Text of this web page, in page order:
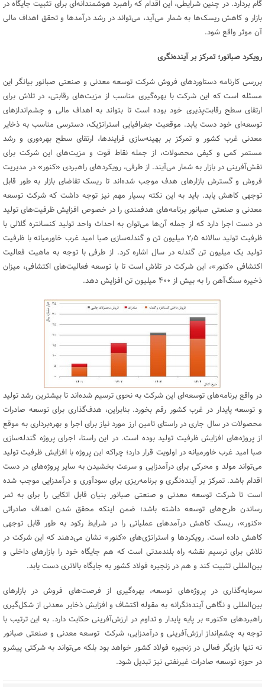
گام بردارد. در چنین شرایطی، این اقدام که راهبرد هوشمندانه‌ای برای تثبیت جایگاه در
بازار و کاهش ریسک‌ها به شمار می‌آید، می‌تواند در رشد درآمدها و تحقق اهداف مالی
آن موثر واقع ‌شود.
رویکرد صبانور؛ تمرکز بر آینده‌نگری
بررسی کارنامه دستاوردهای فروش شرکت توسعه معدنی و صنعتی صبانور بیانگر این
مسئله است که این شرکت با بهره‌گیری مناسب از مزیت‌های رقابتی، در تلاش برای
ارتقای سطح رقابت‌پذیری خود بوده است تا بتواند به اهداف مالی و چشم‌اندازهای
توسعه‌ای خود دست یابد. موقعیت جغرافیایی استراتژیک، دسترسی مناسب به ذخایر
معدنی غرب کشور و تمرکز بر بهینه‌سازی فرایندها، ارتقای سطح بهره‌وری و رشد
مستمر کمی و کیفی محصولات، از جمله نقاط قوت و مزیت‌های این شرکت برای
نقش‌آفرینی در بازار به شمار می‌آیند. از طرفی، رویکردهای راهبردی «کنور» در مدیریت
فروش و گسترش بازارهای هدف موجب شده‌اند تا ریسک تقاضای بازار به طور قابل
توجهی کاهش یابد. باید به این نکته بسیار مهم نیز توجه داشت که شرکت توسعه
معدنی و صنعتی صبانور برنامه‌های هدفمندی را در خصوص افزایش ظرفیت‌های تولید
در دست اجرا دارد که از جمله آن‌ها می‌توان به احداث واحد تولید کنسانتره گلالی با
ظرفیت تولید سالانه ۲٫۵ میلیون تن و گندله‌سازی صبا امید غرب خاورمیانه با ظرفیت
تولید یک میلیون تن گندله در سال اشاره کرد. از طرفی با توجه به ماهیت فعالیت
اکتشافی «کنور»، این شرکت در تلاش است تا با توسعه فعالیت‌های اکتشافی، میزان
ذخیره سنگ‌آهن را به بیش از ۴۰۰ میلیون تن افزایش دهد.
در واقع برنامه‌های توسعه‌ای این شرکت به‌ نحوی ترسیم شده‌اند تا بیشترین رشد تولید
و توسعه پایدار در غرب کشور رقم بخورد. بنابراین، هدف‌گذاری برای توسعه صادرات
محصولات در سال جاری در راستای تامین ارز مورد نیاز برای اجرا و بهره‌برداری به موقع
از پروژه‌های افزایش ظرفیت تولید بوده است. در این راستا، اجرای پروژه گندله‌سازی
صبا امید غرب خاورمیانه در اولویت قرار دارد؛ چراکه این پروژه با افزایش ظرفیت تولید
می‌تواند مولد و محرکی برای درآمدزایی و سرعت بخشیدن به سایر پروژه‌های در دست
اقدام باشد. تمرکز بر آینده‌نگری و برنامه‌ریزی برای سودآوری و درآمدزایی موجب شده
است تا شرکت توسعه معدنی و صنعتی صبانور بنیان قابل اتکایی را برای به ثمر
رساندن طرح‌های توسعه داشته باشد؛ ضمن اینکه محقق شدن اهداف صادراتی
«کنور»، ریسک کاهش درآمدهای عملیاتی را در شرایط رکود به طور قابل توجهی
کاهش داده است. رویکردها و استراتژی‌های «کنور» نشان می‌دهند که این شرکت در
تلاش برای ترسیم نقشه راه بلندمدتی است که هم جایگاه خود را بازارهای داخلی و
بین‌المللی تثبیت کند و هم در زنجیره فولاد کشور به جایگاه بالاتری دست یابد.
سرمایه‌گذاری در پروژه‌های توسعه‌، بهره‌گیری از فرصت‌های فروش در بازارهای
بین‌المللی و نگاهی آینده‌نگرانه به مقوله اکتشاف و افزایش ذخایر معدنی از شکل‌گیری
راهبردهای «کنور» بر پایه پایدار و تداوم در ارزش‌آفرینی حکایت دارد. به این ترتیب با
توجه به چشم‌‌انداز ارزش‌آفرینی و درآمدزایی، شرکت توسعه معدنی و صنعتی صبانور
نه‌ تنها بازیگر فعالی در زنجیره فولاد کشور خواهد بود بلکه می‌تواند به شرکتی پیشرو
در حوزه توسعه صادرات غیرنفتی نیز تبدیل شود.